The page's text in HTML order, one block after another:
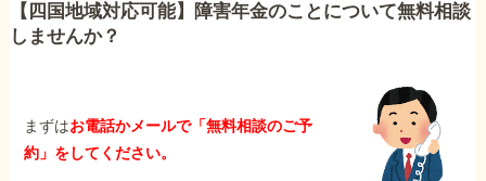
【四国地域対応可能】障害年金のことについて無料相談
しませんか？
まずはお電話かメールで「無料相談のご予
約」をしてください。